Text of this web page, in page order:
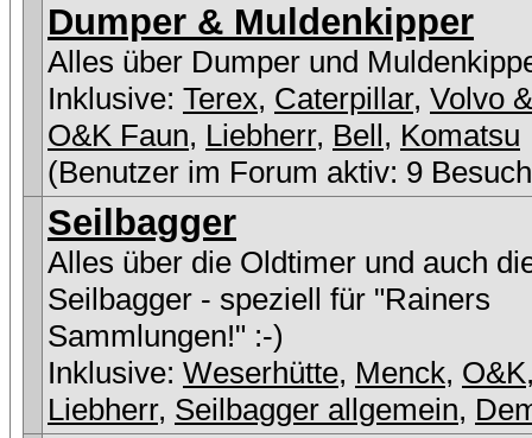
Dumper & Muldenkipper
Alles über Dumper und
Inklusive: Terex, Caterpillar, Volvo
O&K Faun, Liebherr, Bell, Komatsu
(Benutzer im Forum aktiv: 9
Seilbagger
Alles über die Oldtimer und auch
Seilbagger - speziell für "Rainers
Sammlungen!" :-)
Inklusive: Weserhütte, Menck, O&K
Liebherr, Seilbagger allgemein,